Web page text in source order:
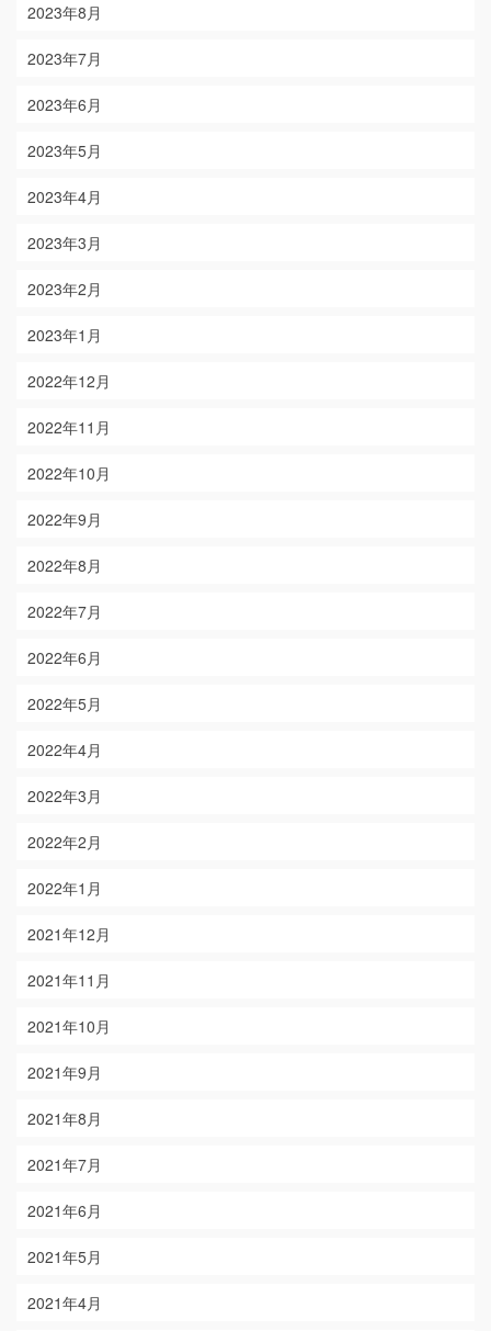
2023年8月
2023年7月
2023年6月
2023年5月
2023年4月
2023年3月
2023年2月
2023年1月
2022年12月
2022年11月
2022年10月
2022年9月
2022年8月
2022年7月
2022年6月
2022年5月
2022年4月
2022年3月
2022年2月
2022年1月
2021年12月
2021年11月
2021年10月
2021年9月
2021年8月
2021年7月
2021年6月
2021年5月
2021年4月